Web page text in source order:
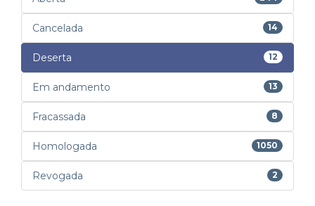
Cancelada 14
Deserta 12
Em andamento 13
Fracassada 8
Homologada 1050
Revogada 2